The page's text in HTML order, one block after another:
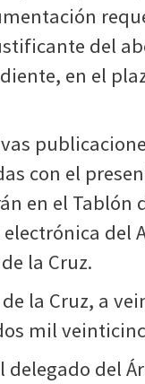
del
en el
con el
en el Tablón
electrónica del
la Cruz.
la Cruz, a
mil
delegado del